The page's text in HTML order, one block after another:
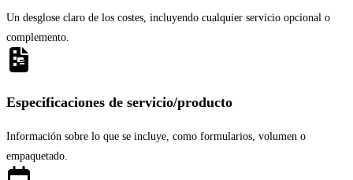
Un desglose claro de los costes, incluyendo cualquier servicio opcional o
complemento.
Especificaciones de servicio/producto
Información sobre lo que se incluye, como formularios, volumen o
empaquetado.